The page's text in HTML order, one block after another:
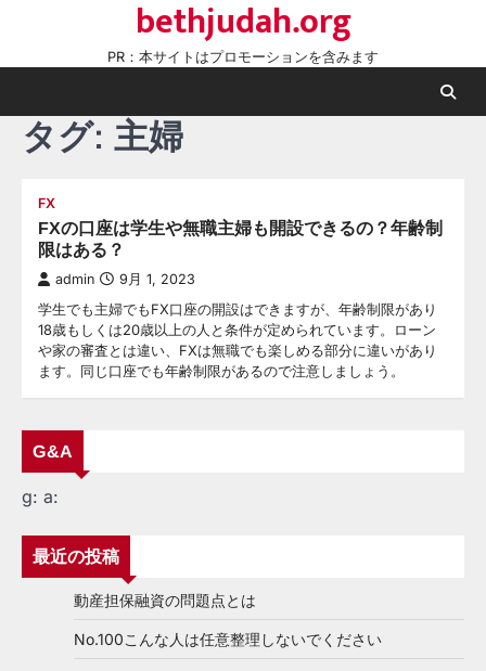
content
bethjudah.org
PR：本サイトはプロモーションを含みます
タグ: 主婦
FX
FXの口座は学生や無職主婦も開設できるの？年齢制
限はある？
admin 9月 1, 2023
学生でも主婦でもFX口座の開設はできますが、年齢制限があり
18歳もしくは20歳以上の人と条件が定められています。ローン
や家の審査とは違い、FXは無職でも楽しめる部分に違いがあり
ます。同じ口座でも年齢制限があるので注意しましょう。
G&A
g: a:
最近の投稿
動産担保融資の問題点とは
No.100こんな人は任意整理しないでください